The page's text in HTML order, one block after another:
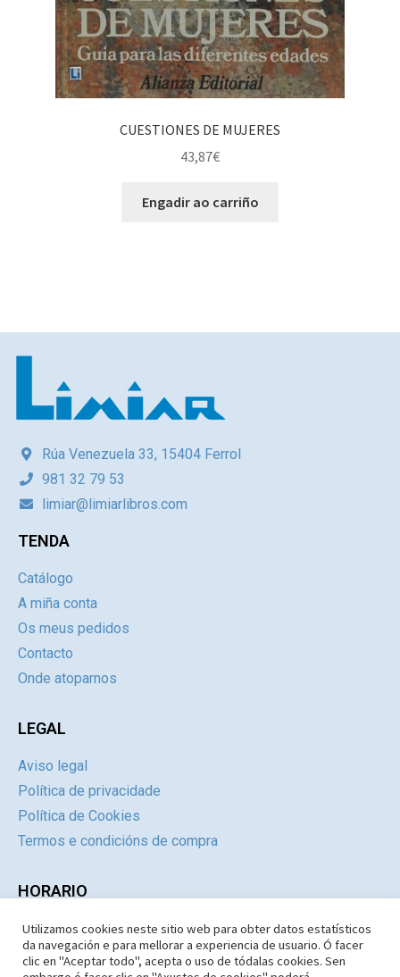
CUESTIONES DE MUJERES
43,87€
Engadir ao carriño
Rúa Venezuela 33, 15404 Ferrol
981 32 79 53
limiar@limiarlibros.com
TENDA
Catálogo
A miña conta
Os meus pedidos
Contacto
Onde atoparnos
LEGAL
Aviso legal
Política de privacidade
Política de Cookies
Termos e condicións de compra
HORARIO
Día Mañás
Tardes
Luns a Xoves
09:30 – 14.30
Pechado
Utilizamos cookies neste sitio web para obter datos estatísticos
da navegación e para mellorar a experiencia de usuario. Ó facer
clic en "Aceptar todo", acepta o uso de tódalas cookies. Sen